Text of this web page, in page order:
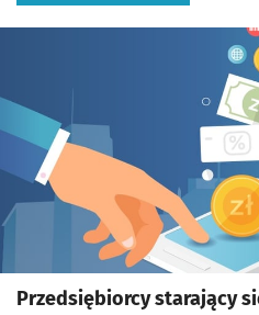
Przedsiębiorcy starający